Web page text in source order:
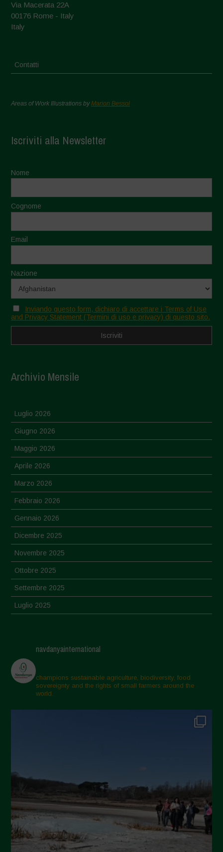
Via Macerata 22A
00176 Rome - Italy
Italy
Contatti
Areas of Work Illustrations byMarion Bessol
Iscriviti alla Newsletter
Nome
Cognome
Email
Nazione
Inviando questo form, dichiaro di accettare i Terms of Use
and Privacy Statement (Termini di uso e privacy) di questo sito.
Archivio Mensile
Luglio 2026
Giugno 2026
Maggio 2026
Aprile 2026
Marzo 2026
Febbraio 2026
Gennaio 2026
Dicembre 2025
Novembre 2025
Ottobre 2025
Settembre 2025
Luglio 2025
Aprile 2025
Marzo 2025
Febbraio 2025
Gennaio 2025
Settembre 2024
Luglio 2024
Maggio 2024
Aprile 2024
Marzo 2024
navdanyainternational
champions sustainable agriculture, biodiversity, food
sovereignty and the rights of small farmers around the
world.